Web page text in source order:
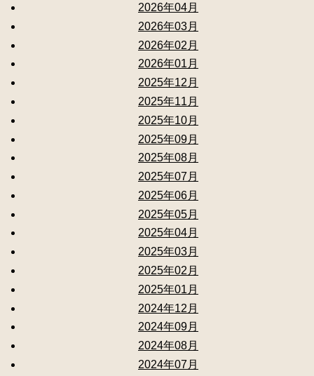
2026年04月
2026年03月
2026年02月
2026年01月
2025年12月
2025年11月
2025年10月
2025年09月
2025年08月
2025年07月
2025年06月
2025年05月
2025年04月
2025年03月
2025年02月
2025年01月
2024年12月
2024年09月
2024年08月
2024年07月